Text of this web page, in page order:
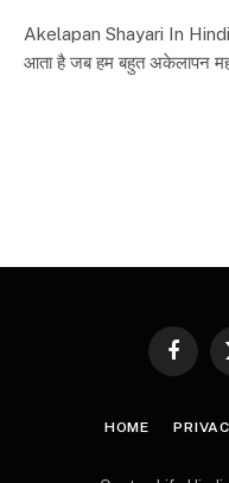
Akelapan Shayari In Hindi –
आता है जब हम बहुत अकेलापन
HOME